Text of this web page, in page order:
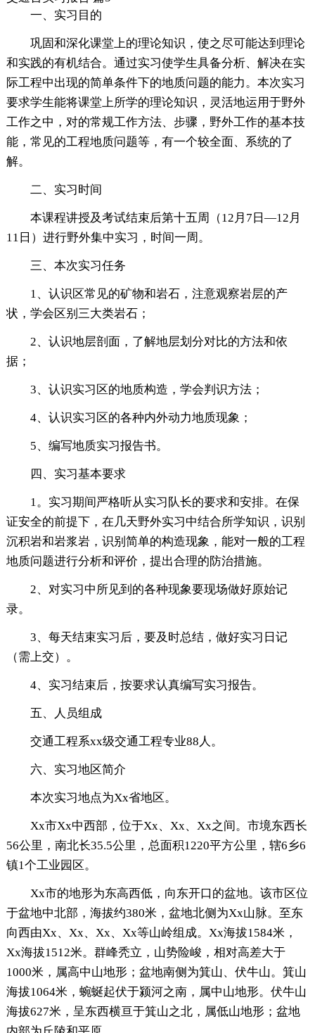
一、实习目的
巩固和深化课堂上的理论知识，使之尽可能达到理论
和实践的有机结合。通过实习使学生具备分析、解决在实
际工程中出现的简单条件下的地质问题的能力。本次实习
要求学生能将课堂上所学的理论知识，灵活地运用于野外
工作之中，对的常规工作方法、步骤，野外工作的基本技
能，常见的工程地质问题等，有一个较全面、系统的了
解。
二、实习时间
本课程讲授及考试结束后第十五周（12月7日—12月
11日）进行野外集中实习，时间一周。
三、本次实习任务
1、认识区常见的矿物和岩石，注意观察岩层的产
状，学会区别三大类岩石；
2、认识地层剖面，了解地层划分对比的方法和依
据；
3、认识实习区的地质构造，学会判识方法；
4、认识实习区的各种内外动力地质现象；
5、编写地质实习报告书。
四、实习基本要求
1。实习期间严格听从实习队长的要求和安排。在保
证安全的前提下，在几天野外实习中结合所学知识，识别
沉积岩和岩浆岩，识别简单的构造现象，能对一般的工程
地质问题进行分析和评价，提出合理的防治措施。
2、对实习中所见到的各种现象要现场做好原始记
录。
3、每天结束实习后，要及时总结，做好实习日记
（需上交）。
4、实习结束后，按要求认真编写实习报告。
五、人员组成
交通工程系xx级交通工程专业88人。
六、实习地区简介
本次实习地点为Xx省地区。
Xx市Xx中西部，位于Xx、Xx、Xx之间。市境东西长
56公里，南北长35.5公里，总面积1220平方公里，辖6乡6
镇1个工业园区。
Xx市的地形为东高西低，向东开口的盆地。该市区位
于盆地中北部，海拔约380米，盆地北侧为Xx山脉。至东
向西由Xx、Xx、Xx、Xx等山岭组成。Xx海拔1584米，
Xx海拔1512米。群峰秃立，山势险峻，相对高差大于
1000米，属高中山地形；盆地南侧为箕山、伏牛山。箕山
海拔1064米，蜿蜒起伏于颍河之南，属中山地形。伏牛山
海拔627米，呈东西横亘于箕山之北，属低山地形；盆地